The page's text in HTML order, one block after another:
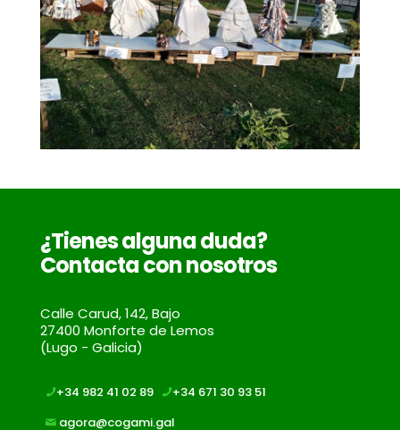
¿Tienes alguna duda?
Contacta con nosotros
Calle Carud, 142, Bajo
27400 Monforte de Lemos
(Lugo - Galicia)
+34 982 41 02 89
+34 671 30 93 51
agora@cogami.gal